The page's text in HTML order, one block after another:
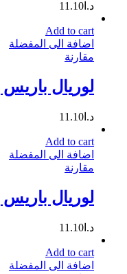
د.ا 11.10
Add to cart
اضافة الى المفضلة
مقارنة
لوريال باريس إكسيلنس
د.ا 11.10
Add to cart
اضافة الى المفضلة
مقارنة
لوريال باريس
د.ا 11.10
Add to cart
اضافة الى المفضلة